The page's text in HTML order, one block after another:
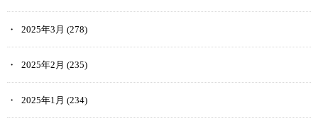
2025年3月 (278)
2025年2月 (235)
2025年1月 (234)